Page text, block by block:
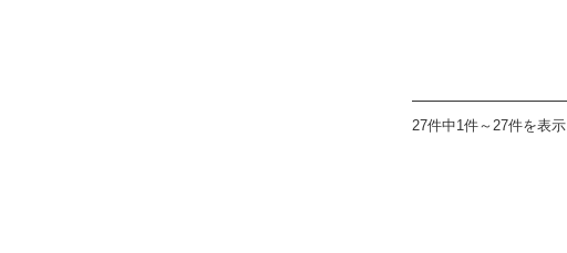
27件中1件～27件を表示